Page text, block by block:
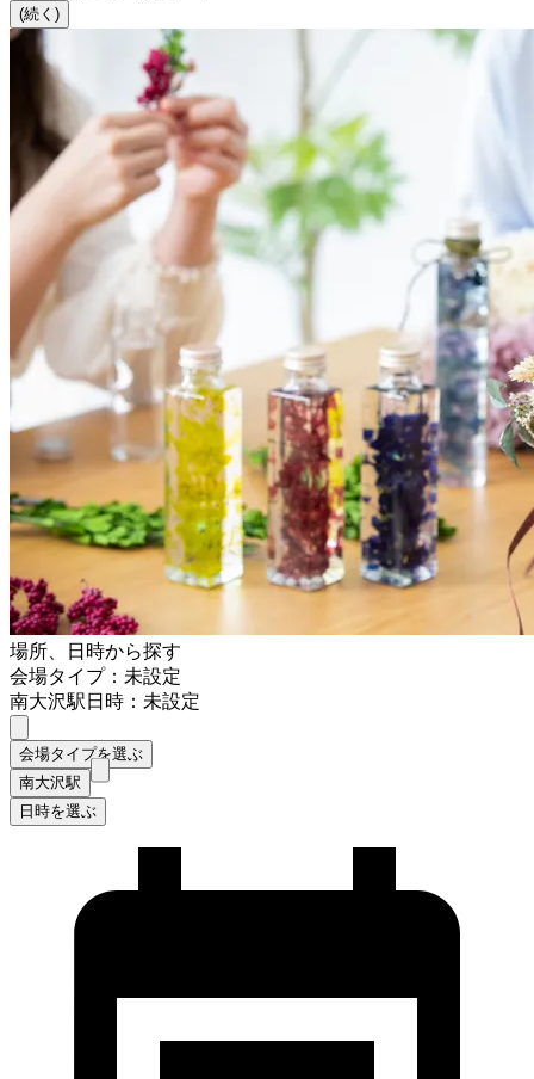
(続く)
場所、日時から探す
会場タイプ：未設定
南大沢駅日時：未設定
会場タイプを選ぶ
南大沢駅
日時を選ぶ